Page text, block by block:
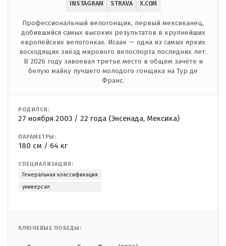
INSTAGRAM STRAVA X.COM
Профессиональный велогонщик, первый мексиканец,
добившийся самых высоких результатов в крупнейших
европейских велогонках. Исаак — одна из самых ярких
восходящих звёзд мирового велоспорта последних лет.
В 2026 году завоевал третье место в общем зачёте и
белую майку лучшего молодого гонщика на Тур де
Франс.
РОДИЛСЯ:
27 ноября 2003 / 22 года (Энсенада, Мексика)
ПАРАМЕТРЫ:
180 см / 64 кг
СПЕЦИАЛИЗАЦИЯ:
Генеральная классификация
универсал
КЛЮЧЕВЫЕ ПОБЕДЫ: